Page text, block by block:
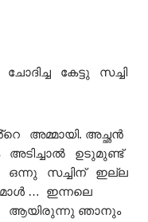
കേട്ടു സച്ചി
അമ്മായി. അച്ഛൻ
അടിച്ചാൽ ഉടുമുണ്ട്
ഒന്നു സച്ചിന് ഇല്ല
… ഇന്നലെ
ആയിരുന്നു ഞാനും